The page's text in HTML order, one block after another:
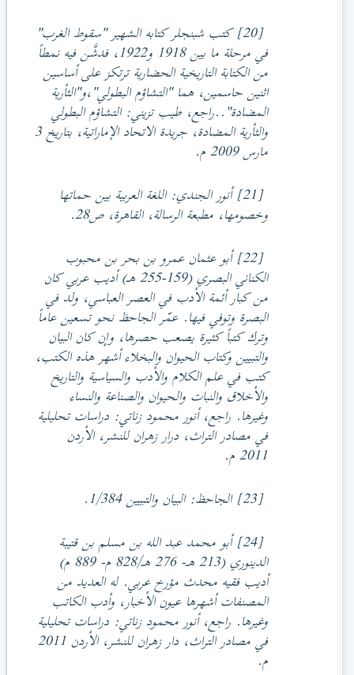
[20] كتب شبنجلر كتابه الشهير "سقوط الغرب"
في مرحلة ما بين 1918 و1922، فدشَّن فيه نمطاً
من الكتابة التاريخية الحضارية ترتكز على أساسين
اثنين حاسمين، هما "التشاؤم البطولي"،و"الثأرية
المضادة"..راجع، طيب تزيني: التشاؤم البطولي
والثأرية المضادة، جريدة الاتحاد الإماراتية، بتاريخ 3
مارس 2009 م.
[21] أنور الجندي: اللغة العربية بين حماتها
وخصومها، مطبعة الرسالة، القاهرة، ص28.
[22] أبو عثمان عمرو بن بحر بن محبوب
الكناني البصري (159-255 هـ) أديب عربي كان
من كبار أئمة الأدب في العصر العباسي، ولد في
البصرة وتوفي فيها. عمّر الجاحظ نحو تسعين عاماً
وترك كتباً كثيرة يصعب حصرها، وإن كان البيان
والتبيين وكتاب الحيوان والبخلاء أشهر هذه الكتب،
كتب في علم الكلام والأدب والسياسية والتاريخ
والأخلاق والنبات والحيوان والصناعة والنساء
وغيرها. راجع، أنور محمود زناتي: دراسات تحليلية
في مصادر التراث، درار زهران للنشر، الأردن
2011 م.
[23] الجاحظ: البيان والتبيين 1/384.
[24] أبو محمد عبد الله بن مسلم بن قتيبة
الدينوري (213 هـ- 276 هـ/828 م- 889 م)
أديب فقيه محدث مؤرخ عربي. له العديد من
المصنفات أشهرها عيون الأخبار، وأدب الكاتب
وغيرها. راجع، أنور محمود زناتي: دراسات تحليلية
في مصادر التراث، دار زهران للنشر، الأردن 2011
م.